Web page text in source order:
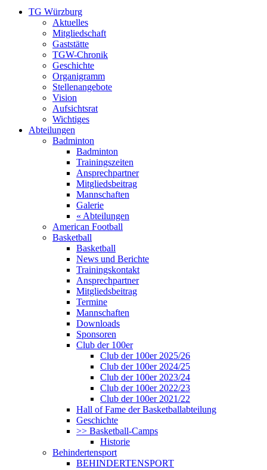
TG Würzburg
Aktuelles
Mitgliedschaft
Gaststätte
TGW-Chronik
Geschichte
Organigramm
Stellenangebote
Vision
Aufsichtsrat
Wichtiges
Abteilungen
Badminton
Badminton
Trainingszeiten
Ansprechpartner
Mitgliedsbeitrag
Mannschaften
Galerie
« Abteilungen
American Football
Basketball
Basketball
News und Berichte
Trainingskontakt
Ansprechpartner
Mitgliedsbeitrag
Termine
Mannschaften
Downloads
Sponsoren
Club der 100er
Club der 100er 2025/26
Club der 100er 2024/25
Club der 100er 2023/24
Club der 100er 2022/23
Club der 100er 2021/22
Hall of Fame der Basketballabteilung
Geschichte
>> Basketball-Camps
Historie
Behindertensport
BEHINDERTENSPORT